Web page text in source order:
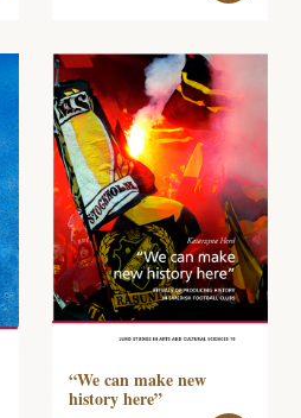
“We can make new
history here”